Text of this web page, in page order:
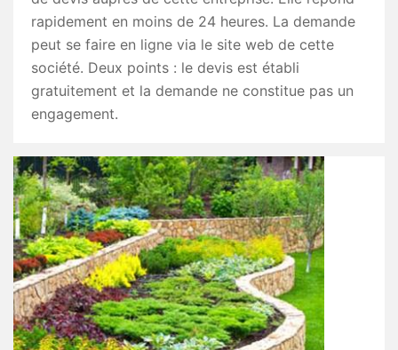
rapidement en moins de 24 heures. La demande
peut se faire en ligne via le site web de cette
société. Deux points : le devis est établi
gratuitement et la demande ne constitue pas un
engagement.